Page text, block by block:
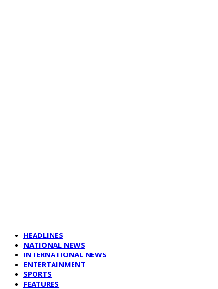
HEADLINES
NATIONAL NEWS
INTERNATIONAL NEWS
ENTERTAINMENT
SPORTS
FEATURES